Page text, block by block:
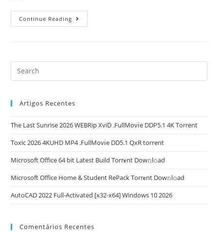
Continue Reading Juros
Anuais
Chegam
875%
Artigos Recentes
The Last Sunrise 2026 WEBRip XviD .FullMov𝗂e DDP5.1 4K Torrent
Toxic 2026 4KUHD MP4 .FullMov𝗂e DD5.1 QxR torrent
Microsoft Office 64 bit Latest Build Torr𝐞nt Dow𝚗l𝚘аd
Microsoft Office Home & Student RePack Torr𝐞nt Dow𝚗l𝚘аd
AutoCAD 2022 Full-Activated [x32-x64] Windows 10 2026
Comentários Recentes